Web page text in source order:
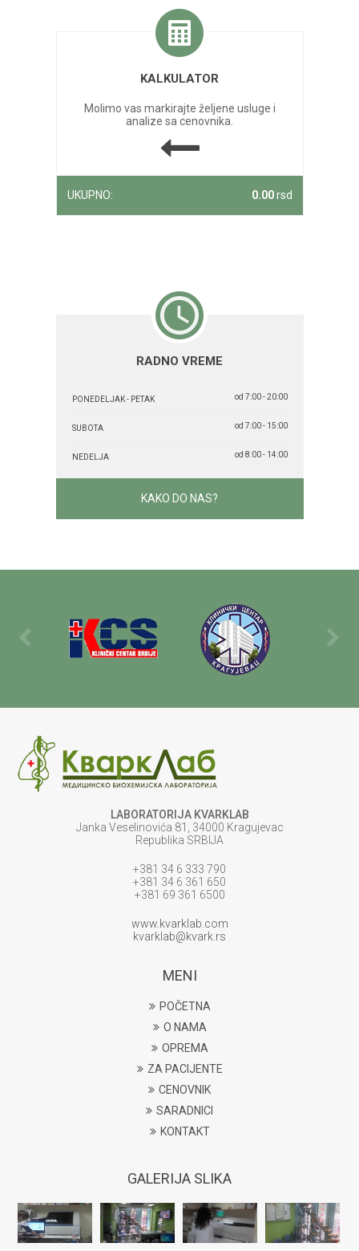
KALKULATOR
Molimo vas markirajte željene usluge i
analize sa cenovnika.
UKUPNO: 0.00rsd
RADNO VREME
PONEDELJAK - PETAK od 7:00 - 20:00
SUBOTA od 7:00 - 15:00
NEDELJA od 8:00 - 14:00
KAKO DO NAS?
LABORATORIJA KVARKLAB
Janka Veselinovića 81, 34000 Kragujevac
Republika SRBIJA
+381 34 6 333 790
+381 34 6 361 650
+381 69 361 6500
www.kvarklab.com
kvarklab@kvark.rs
MENI
POČETNA
O NAMA
OPREMA
ZA PACIJENTE
CENOVNIK
SARADNICI
KONTAKT
GALERIJA SLIKA